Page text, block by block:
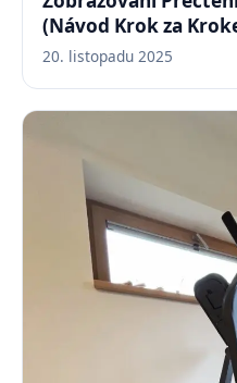
(Návod Krok za
20. listopadu 2025